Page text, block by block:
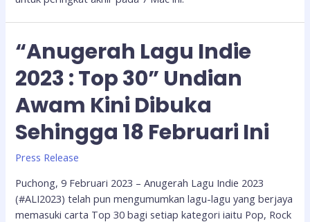
“Anugerah Lagu Indie
2023 : Top 30” Undian
Awam Kini Dibuka
Sehingga 18 Februari Ini
Press Release
Puchong, 9 Februari 2023 – Anugerah Lagu Indie 2023
(#ALI2023) telah pun mengumumkan lagu-lagu yang berjaya
memasuki carta Top 30 bagi setiap kategori iaitu Pop, Rock